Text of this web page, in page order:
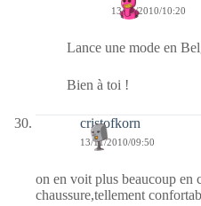
13/11/2010/10:20
Lance une mode en
Bien à toi !
cristofkorn
13/11/2010/09:50
on en voit plus beaucoup en
chaussure,tellement